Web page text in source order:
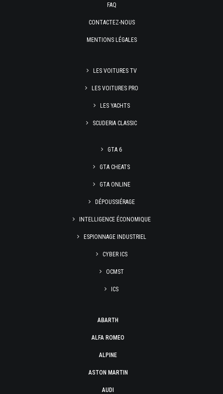
FAQ
CONTACTEZ-NOUS
MENTIONS LÉGALES
LES VOITURES TV
LES VOITURES PRO
LES YACHTS
SCUDERIA CLASSIC
GTA 6
GTA CHEATS
GTA ONLINE
DÉPOUSSIÉRAGE
INTELLIGENCE ÉCONOMIQUE
ESPIONNAGE INDUSTRIEL
CYBER ICS
OCMST
ICS
ABARTH
ALFA ROMEO
ALPINE
ASTON MARTIN
AUDI